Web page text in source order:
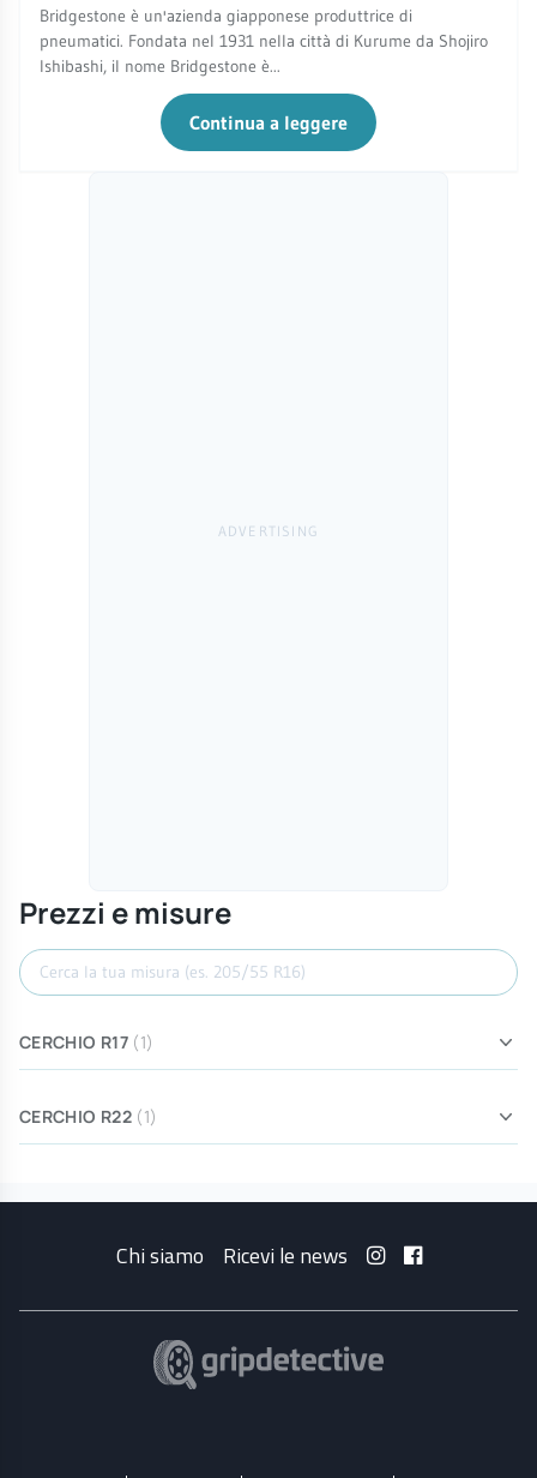
Bridgestone è un'azienda giapponese produttrice di
pneumatici. Fondata nel 1931 nella città di Kurume da Shojiro
Ishibashi, il nome Bridgestone è...
Continua a leggere
Prezzi e misure
Cerca misura
CERCHIO R17 (1)
CERCHIO R22 (1)
Chi siamo Ricevi le news